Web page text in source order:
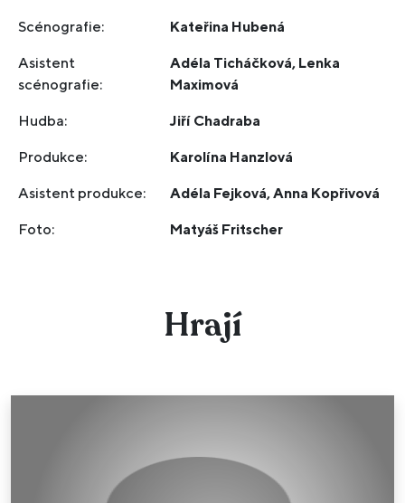
Scénografie: Kateřina Hubená
Asistent
scénografie:
Adéla Ticháčková, Lenka
Maximová
Hudba: Jiří Chadraba
Produkce: Karolína Hanzlová
Asistent produkce: Adéla Fejková, Anna Kopřivová
Foto: Matyáš Fritscher
Hrají